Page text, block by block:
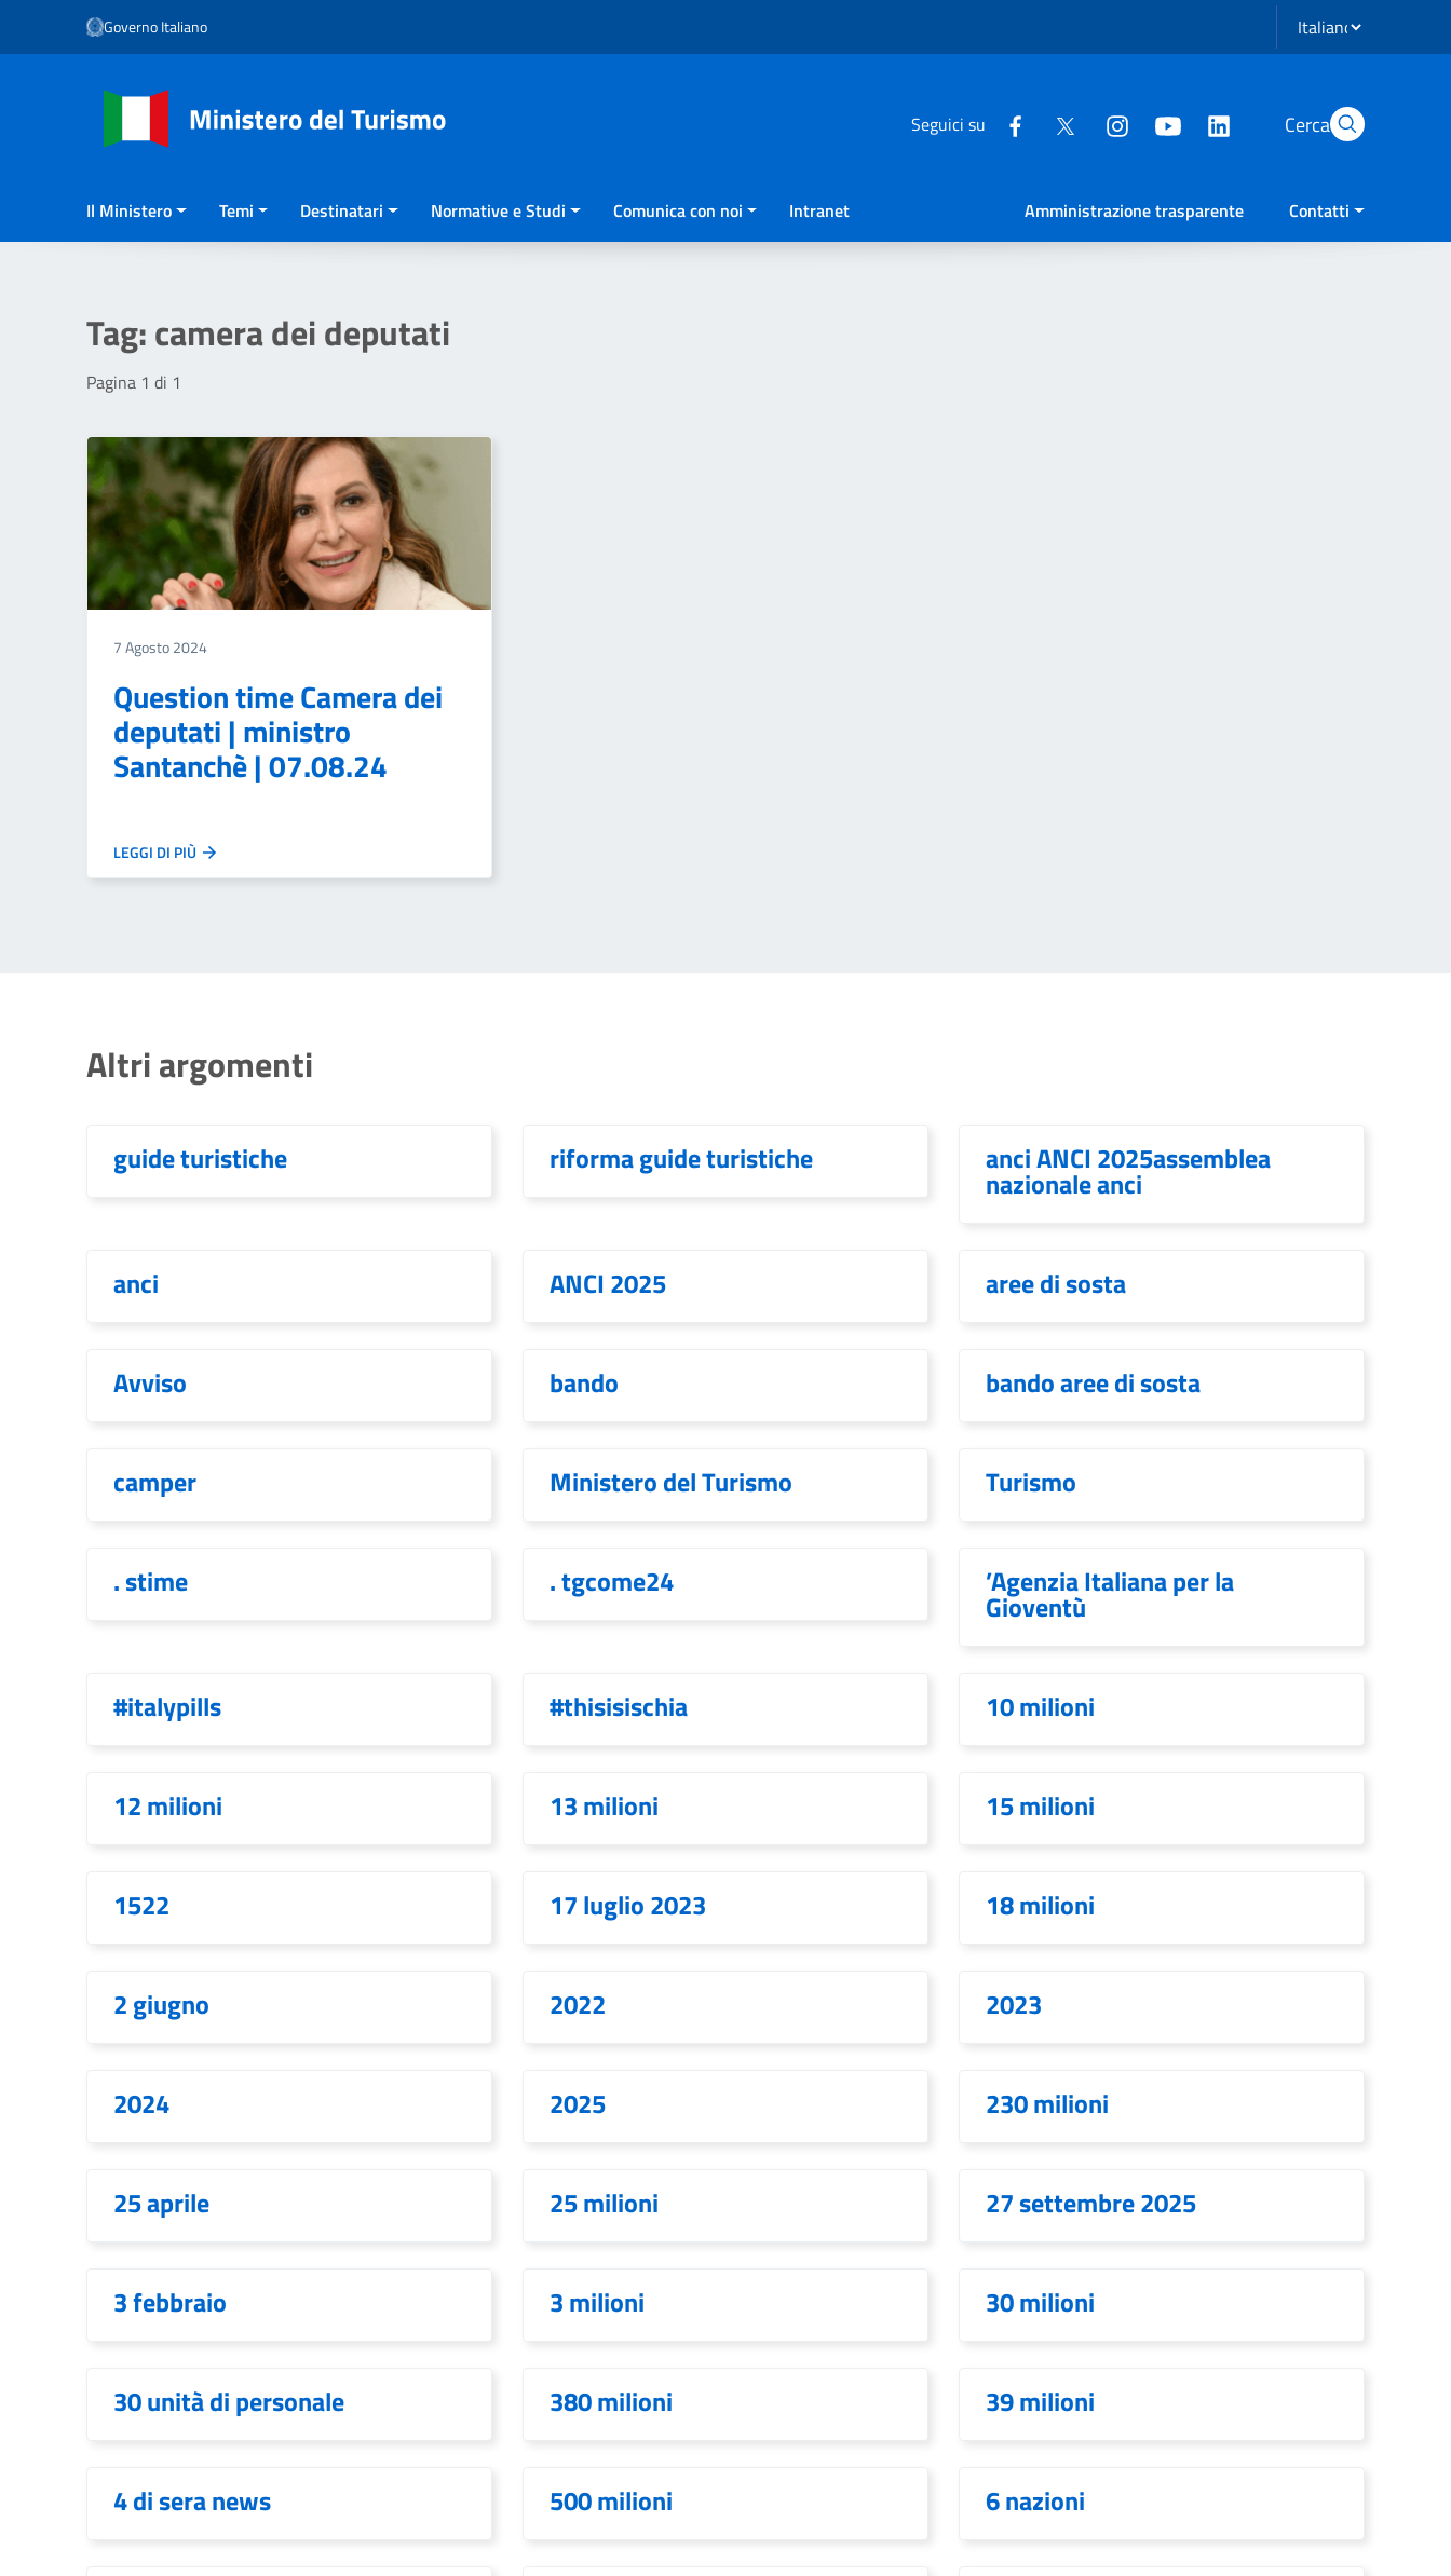
Vai ai contenuti
Vai al menu di navigazione
Governo Italiano Seleziona lingua
Seguici su Cerca
Il Ministero Temi Destinatari Normative e Studi Comunica con noi Intranet Amministrazione trasparente Contatti
Tag:camera dei deputati
Pagina 1 di 1
7 Agosto 2024
Question time Camera dei
deputati | ministro
Santanchè | 07.08.24
LEGGI DI PIÙ
Altri argomenti
guide turistiche riforma guide turistiche anci ANCI 2025assemblea
nazionale anci
anci ANCI 2025 aree di sosta
Avviso bando bando aree di sosta
camper Ministero del Turismo Turismo
. stime . tgcome24 ’Agenzia Italiana per la
Gioventù
#italypills #thisisischia 10 milioni
12 milioni 13 milioni 15 milioni
1522 17 luglio 2023 18 milioni
2 giugno 2022 2023
2024 2025 230 milioni
25 aprile 25 milioni 27 settembre 2025
3 febbraio 3 milioni 30 milioni
30 unità di personale 380 milioni 39 milioni
4 di sera news 500 milioni 6 nazioni